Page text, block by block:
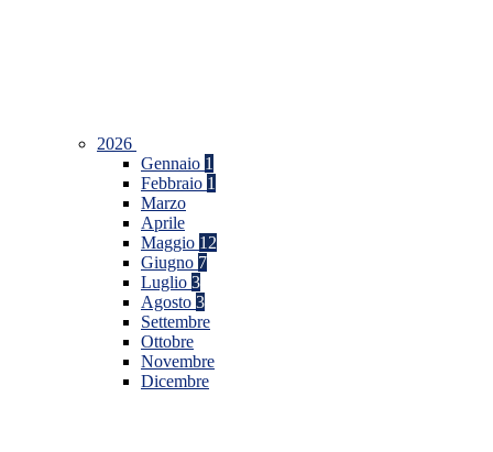
2026
Gennaio 1
Febbraio 1
Marzo
Aprile
Maggio 12
Giugno 7
Luglio 3
Agosto 3
Settembre
Ottobre
Novembre
Dicembre